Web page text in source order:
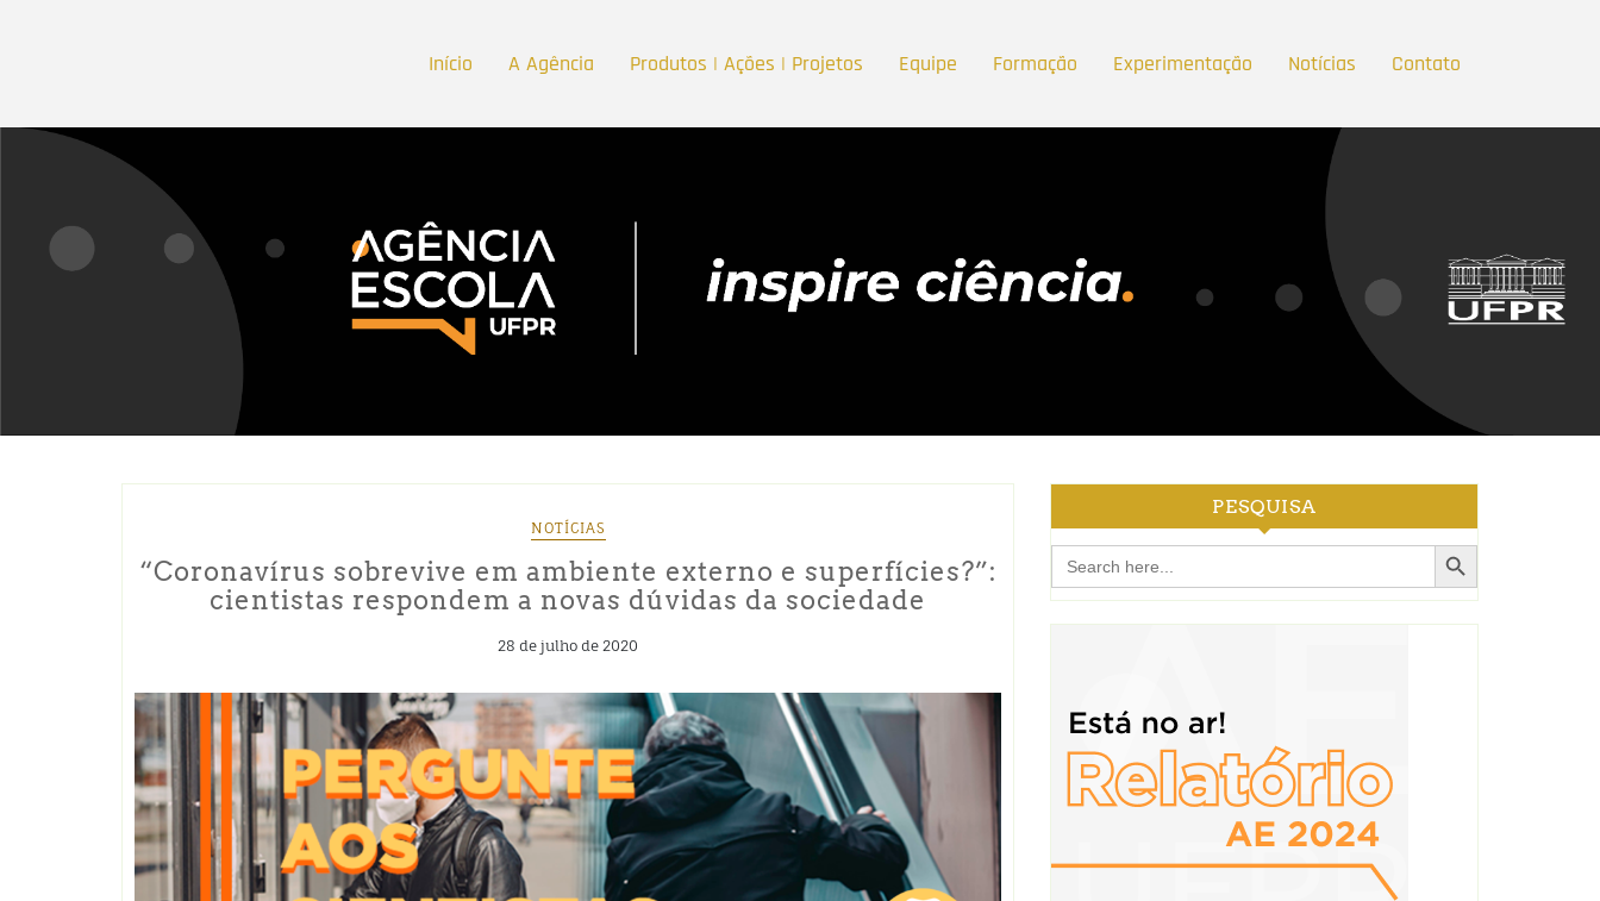
Início A Agência Produtos | Ações | Projetos Equipe Formação Experimentação Notícias Contato
NOTÍCIAS
“Coronavírus sobrevive em ambiente externo e superfícies?”:
cientistas respondem a novas dúvidas da sociedade
28 de julho de 2020
PESQUISA
Search
for:
Search Button